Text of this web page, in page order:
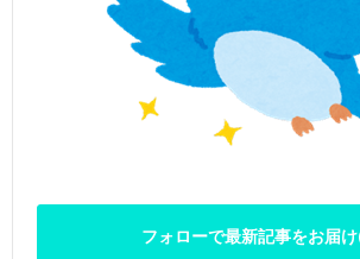
フォローで最新記事をお届